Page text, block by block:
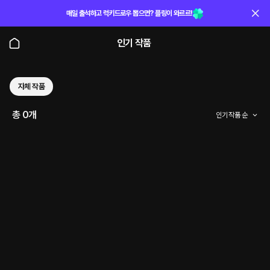
매일 출석하고 럭키드로우 뽑으면? 플링이 와르르!
인기 작품
자체 작품
총 0개 인기 작품 순